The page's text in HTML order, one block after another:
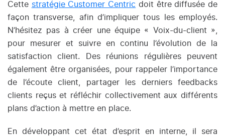
Cette stratégie Customer Centric doit être diffusée de
façon transverse, afin d’impliquer tous les employés.
N’hésitez pas à créer une équipe « Voix-du-client »,
pour mesurer et suivre en continu l’évolution de la
satisfaction client. Des réunions régulières peuvent
également être organisées, pour rappeler l’importance
de l’écoute client, partager les derniers feedbacks
clients reçus et réfléchir collectivement aux différents
plans d’action à mettre en place.
En développant cet état d’esprit en interne, il sera